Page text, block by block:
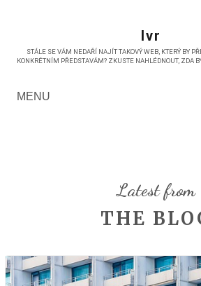
Ivr
STÁLE SE VÁM NEDAŘÍ NAJÍT TAKOVÝ WEB, KTERÝ BY
KONKRÉTNÍM PŘEDSTAVÁM? ZKUSTE NAHLÉDNOUT, ZDA
MENU
Latest from
THE